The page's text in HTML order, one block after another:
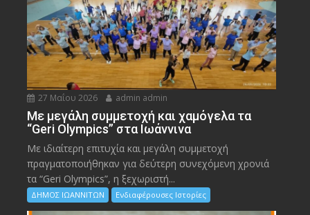
27 Μαΐου 2026 admin admin
Με μεγάλη συμμετοχή και χαμόγελα τα
“Geri Olympics” στα Ιωάννινα
Με ιδιαίτερη επιτυχία και μεγάλη συμμετοχή
πραγματοποιήθηκαν για δεύτερη συνεχόμενη χρονιά
τα “Geri Olympics”, η ξεχωριστή...
ΔΗΜΟΣ ΙΩΑΝΝΙΤΩΝ Ενδιαφέρουσες Ιστορίες